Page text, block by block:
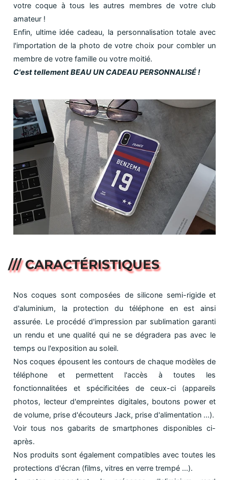
votre coque à tous les autres membres de votre club
amateur !
Enfin, ultime idée cadeau, la personnalisation totale avec
l'importation de la photo de votre choix pour combler un
membre de votre famille ou votre moitié.
C'est tellement BEAU UN CADEAU PERSONNALISÉ !
/// CARACTÉRISTIQUES
Nos coques sont composées de silicone semi-rigide et
d'aluminium, la protection du téléphone en est ainsi
assurée. Le procédé d'impression par sublimation garanti
un rendu et une qualité qui ne se dégradera pas avec le
temps ou l'exposition au soleil.
Nos coques épousent les contours de chaque modèles de
téléphone et permettent l'accès à toutes les
fonctionnalitées et spécificitées de ceux-ci (appareils
photos, lecteur d'empreintes digitales, boutons power et
de volume, prise d'écouteurs Jack, prise d'alimentation ...).
Voir tous nos gabarits de smartphones disponibles ci-
après.
Nos produits sont également compatibles avec toutes les
protections d'écran (films, vitres en verre trempé ...).